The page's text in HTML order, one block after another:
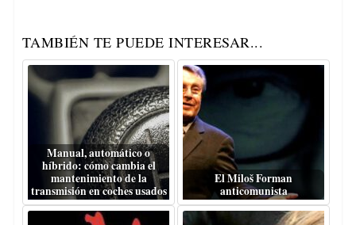
TAMBIÉN TE PUEDE INTERESAR...
Manual, automático o
híbrido: cómo cambia el
mantenimiento de la
transmisión en coches usados
El Miloš Forman
anticomunista